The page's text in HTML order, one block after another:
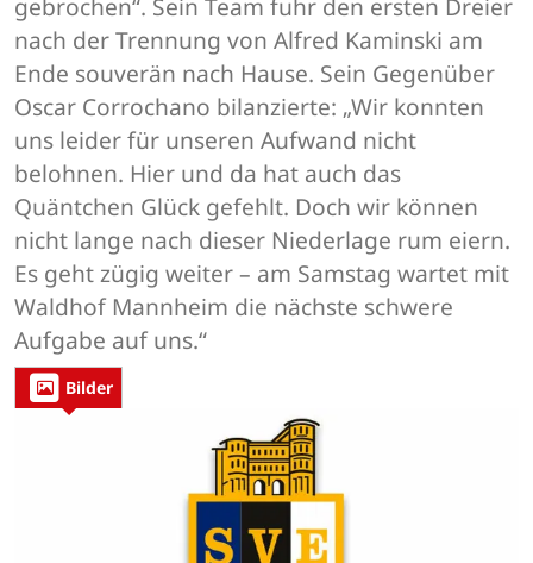
gebrochen“. Sein Team fuhr den ersten Dreier
nach der Trennung von Alfred Kaminski am
Ende souverän nach Hause. Sein Gegenüber
Oscar Corrochano bilanzierte: „Wir konnten
uns leider für unseren Aufwand nicht
belohnen. Hier und da hat auch das
Quäntchen Glück gefehlt. Doch wir können
nicht lange nach dieser Niederlage rum eiern.
Es geht zügig weiter – am Samstag wartet mit
Waldhof Mannheim die nächste schwere
Aufgabe auf uns.“
Bilder